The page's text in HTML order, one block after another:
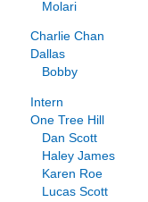
Molari
Charlie Chan
Dallas
Bobby
Intern
One Tree Hill
Dan Scott
Haley James
Karen Roe
Lucas Scott